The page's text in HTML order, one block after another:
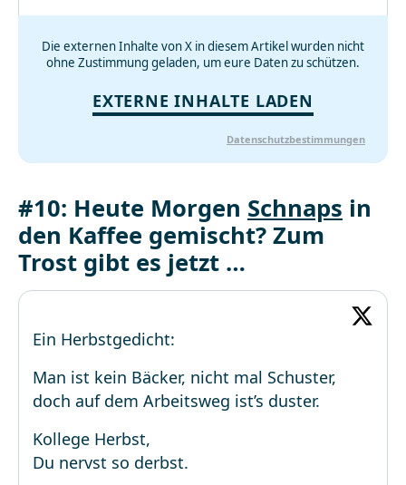
Die externen Inhalte von X in diesem Artikel wurden nicht
ohne Zustimmung geladen, um eure Daten zu schützen.
EXTERNE INHALTE LADEN
Datenschutzbestimmungen
#10: Heute Morgen Schnaps in
den Kaffee gemischt? Zum
Trost gibt es jetzt …
Ein Herbstgedicht:
Man ist kein Bäcker, nicht mal Schuster,
doch auf dem Arbeitsweg ist’s duster.
Kollege Herbst,
Du nervst so derbst.